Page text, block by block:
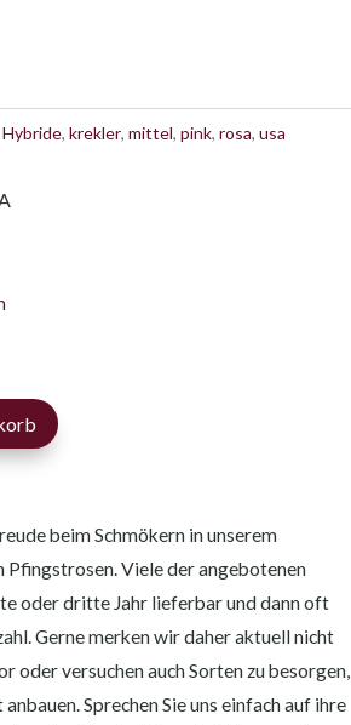
Hybride, krekler, mittel, pink, rosa, usa
beim Schmökern in unserem
Viele der angebotenen
oder dritte Jahr lieferbar und dann oft
Gerne merken wir daher aktuell nicht
oder versuchen auch Sorten zu besorgen,
Sprechen Sie uns einfach auf ihre